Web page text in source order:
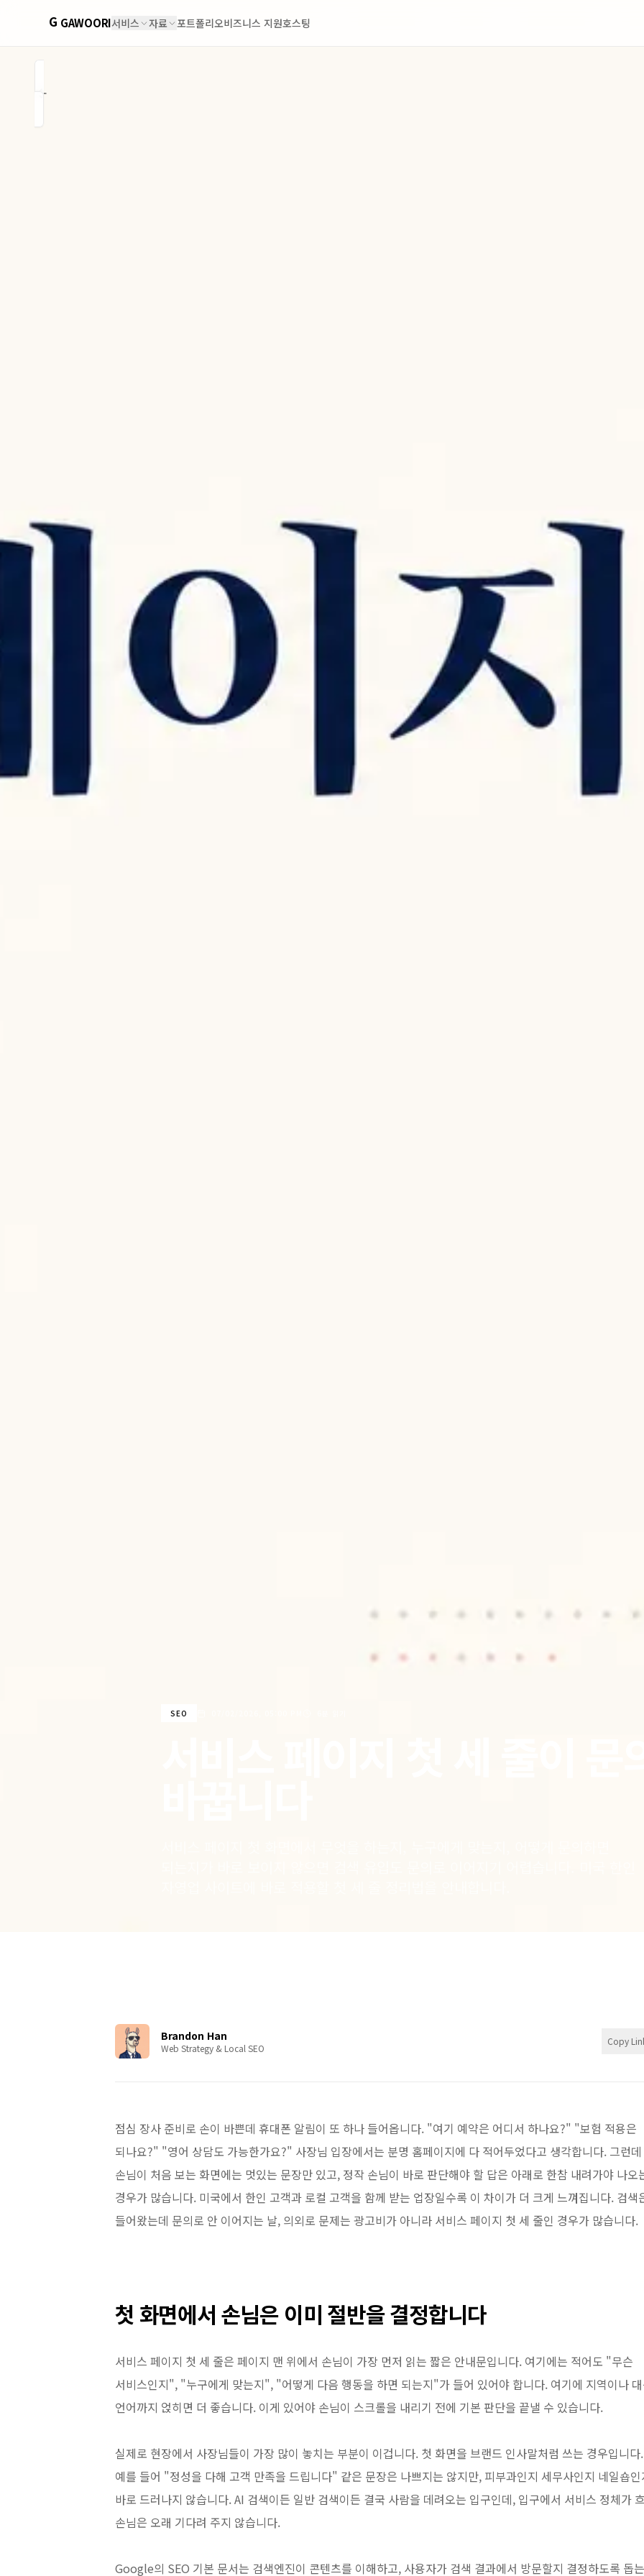
G GAWOORI서비스 자료 포트폴리오비즈니스 지원호스팅
SEO
Brandon Han
Web Strategy & Local SEO
Copy
점심 장사 준비로 손이 바쁜데 휴대폰 알림이 또 하나 들어옵니다. "여기 예약은 어디서 하나요?" "보험 적용은
되나요?" "영어 상담도 가능한가요?" 사장님 입장에서는 분명 홈페이지에 다 적어두었다고 생각합니다. 그런
손님이 처음 보는 화면에는 멋있는 문장만 있고, 정작 손님이 바로 판단해야 할 답은 아래로 한참 내려가야 나오
경우가 많습니다. 미국에서 한인 고객과 로컬 고객을 함께 받는 업장일수록 이 차이가 더 크게 느껴집니다. 검색
들어왔는데 문의로 안 이어지는 날, 의외로 문제는 광고비가 아니라 서비스 페이지 첫 세 줄인 경우가 많습니다.
첫 화면에서 손님은 이미 절반을 결정합니다
서비스 페이지 첫 세 줄은 페이지 맨 위에서 손님이 가장 먼저 읽는 짧은 안내문입니다. 여기에는 적어도 "무슨
서비스인지", "누구에게 맞는지", "어떻게 다음 행동을 하면 되는지"가 들어 있어야 합니다. 여기에 지역이나
언어까지 얹히면 더 좋습니다. 이게 있어야 손님이 스크롤을 내리기 전에 기본 판단을 끝낼 수 있습니다.
실제로 현장에서 사장님들이 가장 많이 놓치는 부분이 이겁니다. 첫 화면을 브랜드 인사말처럼 쓰는 경우입니다.
예를 들어 "정성을 다해 고객 만족을 드립니다" 같은 문장은 나쁘지는 않지만, 피부과인지 세무사인지 네일숍
바로 드러나지 않습니다. AI 검색이든 일반 검색이든 결국 사람을 데려오는 입구인데, 입구에서 서비스 정체가
손님은 오래 기다려 주지 않습니다.
Google의 SEO 기본 문서는 검색엔진이 콘텐츠를 이해하고, 사용자가 검색 결과에서 방문할지 결정하도록 돕는